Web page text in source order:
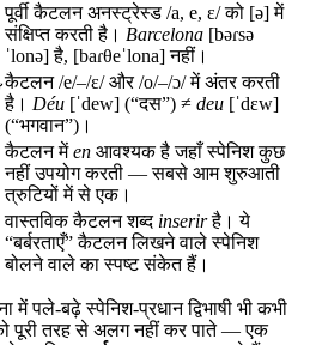
पूर्वी कैटलन अनस्ट्रेस्ड /a, e, ɛ/ को [ə] में
संक्षिप्त करती है। Barcelona [bəɾsə
ˈlonə] है, [baɾθeˈlona] नहीं।
कैटलन /e/–/ɛ/ और /o/–/ɔ/ में अंतर करती
है। Déu [ˈdew] (“दस”) ≠ deu [ˈdɛw]
(“भगवान”)।
कैटलन मेंen आवश्यक है जहाँ स्पेनिश कुछ
नहीं उपयोग करती — सबसे आम शुरुआती
त्रुटियों में से एक।
वास्तविक कैटलन शब्द inserirहै। ये
“बर्बरताएँ” कैटलन लिखने वाले स्पेनिश
बोलने वाले का स्पष्ट संकेत हैं।
में पले-बढ़े स्पेनिश-प्रधान द्विभाषी भी कभी
पूरी तरह से अलग नहीं कर पाते — एक